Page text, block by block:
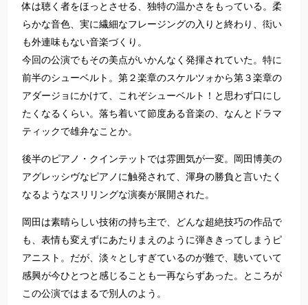
体は聴く者をほっとさせる、独特の温かさをもっている。柔
らかな音色、実に繊細なフレージングの入りと終わり、衒い
も外連味もない音楽づくり。
今回の公演でもその美点がいかんなく発揮されていた。特に
前半のシューベルト。第２楽章のスケルツォから第３楽章の
アダージョにかけて、これぞシューベルト！と思わず口にし
たくなるくらい。落ち着いて節度ある音楽の、なんとドラマ
ティックで雄弁なことか。
後半のピアノ・クインテットでは雰囲気が一変。岡田博美の
アグレッシヴなピアノに触発されて、渾身の勝負と言いたく
なるようなスリリングな演奏が展開された。
岡田は素晴らしい技術の持ち主で、どんな超絶技巧の作品で
も、表情も変えずにあたりまえのように弾ききってしまうピ
アニスト。だが、淡々としすぎているのが難で、聴いていて
感興が今ひとつと感じることも一再ならずあった。ところが
この公演ではまるで別人のよう。